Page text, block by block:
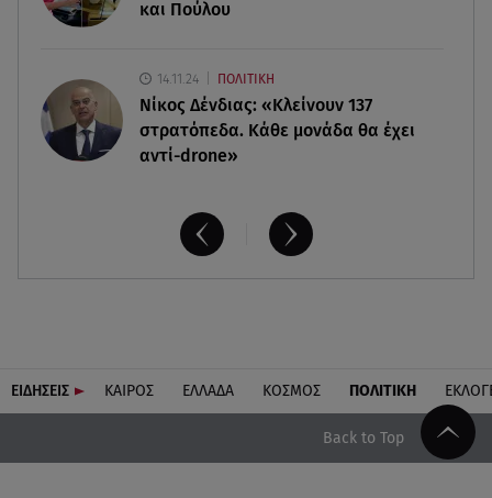
και Πούλου
14.11.24 ΠΟΛΙΤΙΚΗ
Νίκος Δένδιας: «Κλείνουν 137
στρατόπεδα. Kάθε μονάδα θα έχει
αντί-drone»
ΕΙΔΗΣΕΙΣ ΚΑΙΡΟΣ ΕΛΛΑΔΑ ΚΟΣΜΟΣ ΠΟΛΙΤΙΚΗ
Back to Top